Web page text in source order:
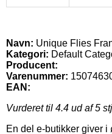
Navn: Unique Flies
Kategori: Default
Producent:
Varenummer:
EAN:
Vurderet til 4.4 ud af 5
En del e-butikker giver